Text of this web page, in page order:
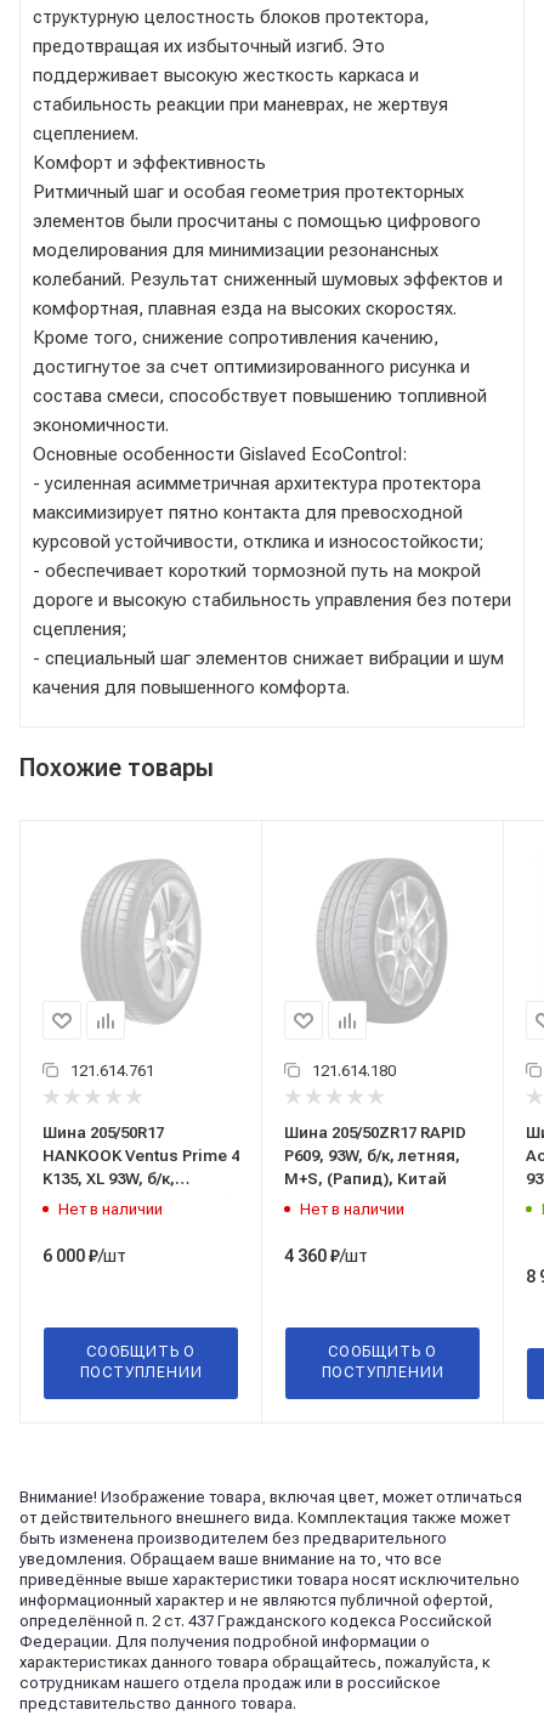
структурную целостность блоков протектора,
предотвращая их избыточный изгиб. Это
поддерживает высокую жесткость каркаса и
стабильность реакции при маневрах, не жертвуя
сцеплением.
Комфорт и эффективность
Ритмичный шаг и особая геометрия протекторных
элементов были просчитаны с помощью цифрового
моделирования для минимизации резонансных
колебаний. Результат сниженный шумовых эффектов и
комфортная, плавная езда на высоких скоростях.
Кроме того, снижение сопротивления качению,
достигнутое за счет оптимизированного рисунка и
состава смеси, способствует повышению топливной
экономичности.
Основные особенности Gislaved EcoControl:
- усиленная асимметричная архитектура протектора
максимизирует пятно контакта для превосходной
курсовой устойчивости, отклика и износостойкости;
- обеспечивает короткий тормозной путь на мокрой
дороге и высокую стабильность управления без потери
сцепления;
- специальный шаг элементов снижает вибрации и шум
качения для повышенного комфорта.
Похожие товары
121.614.761
Шина 205/50R17
HANKOOK Ventus Prime 4
K135, XL 93W, б/к,
летняя, (Ханкук), Китай
Нет в наличии
6 000₽/шт
СООБЩИТЬ О
ПОСТУПЛЕНИИ
121.614.180
Шина 205/50ZR17 RAPID
P609, 93W, б/к, летняя,
M+S, (Рапид), Китай
Нет в наличии
4 360₽/шт
СООБЩИТЬ О
ПОСТУПЛЕНИИ
8
Внимание! Изображение товара, включая цвет, может отличаться
от действительного внешнего вида. Комплектация также может
быть изменена производителем без предварительного
уведомления. Обращаем ваше внимание на то, что все
приведённые выше характеристики товара носят исключительно
информационный характер и не являются публичной офертой,
определённой п. 2 ст. 437 Гражданского кодекса Российской
Федерации. Для получения подробной информации о
характеристиках данного товара обращайтесь, пожалуйста, к
сотрудникам нашего отдела продаж или в российское
представительство данного товара.